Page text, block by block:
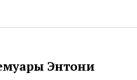
Энтони